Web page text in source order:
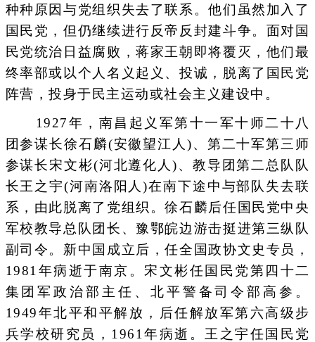
种种原因与党组织失去了联系。他们虽然加入了
国民党，但仍继续进行反帝反封建斗争。面对国
民党统治日益腐败，蒋家王朝即将覆灭，他们最
终率部或以个人名义起义、投诚，脱离了国民党
阵营，投身于民主运动或社会主义建设中。
1927年，南昌起义军第十一军十师二十八
团参谋长徐石麟(安徽望江人)、第二十军第三师
参谋长宋文彬(河北遵化人)、教导团第二总队队
长王之宇(河南洛阳人)在南下途中与部队失去联
系，由此脱离了党组织。徐石麟后任国民党中央
军校教导总队团长、豫鄂皖边游击挺进第三纵队
副司令。新中国成立后，任全国政协文史专员，
1981年病逝于南京。宋文彬任国民党第四十二
集团军政治部主任、北平警备司令部高参。
1949年北平和平解放，后任解放军第六高级步
兵学校研究员，1961年病逝。王之宇任国民党